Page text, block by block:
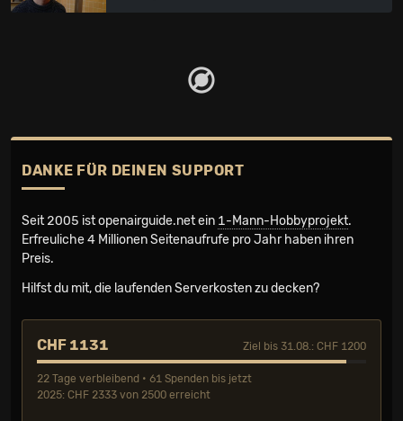
DANKE FÜR DEINEN SUPPORT
Seit 2005 ist openairguide.net ein 1-Mann-Hobbyprojekt.
Erfreuliche 4 Millionen Seiten­aufrufe pro Jahr haben ihren
Preis.
Hilfst du mit, die laufenden Serverkosten zu decken?
CHF 1131 Ziel bis 31.08.: CHF 1200
22 Tage verbleibend • 61 Spenden bis jetzt
2025: CHF 2333 von 2500 erreicht